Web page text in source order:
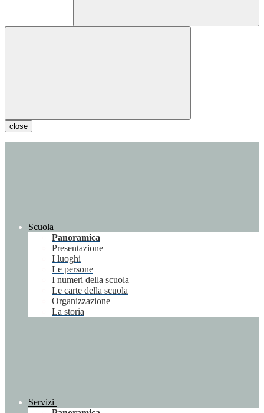
close
Scuola
Panoramica
Presentazione
I luoghi
Le persone
I numeri della scuola
Le carte della scuola
Organizzazione
La storia
Servizi